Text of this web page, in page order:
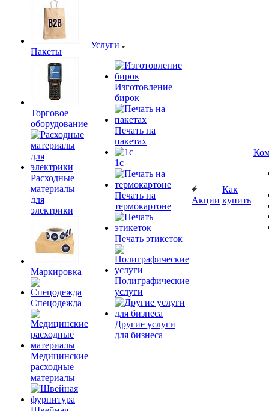
Пакеты
Торговое
оборудование
Расходные
материалы
для
электрики
Маркировка
Спецодежда
Медицинские
расходные
материалы
Услуги
Изготовление
бирок
Печать на
пакетах
1c
Печать на
термокартоне
Печать этикеток
Полиграфические
услуги
Другие услуги
для бизнеса
Акции
Как
купить